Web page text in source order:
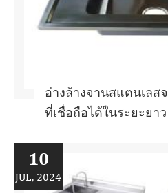
อ่างล้างจานสแตนเลส
ที่เชื่อถือได้ในระยะยาว
10
JUL, 2024